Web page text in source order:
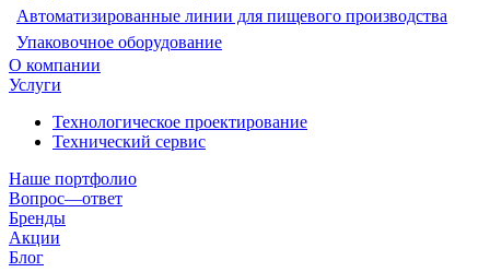
Автоматизированные линии для пищевого производства
Упаковочное оборудование
О компании
Услуги
Технологическое проектирование
Технический сервис
Наше портфолио
Вопрос—ответ
Бренды
Акции
Блог